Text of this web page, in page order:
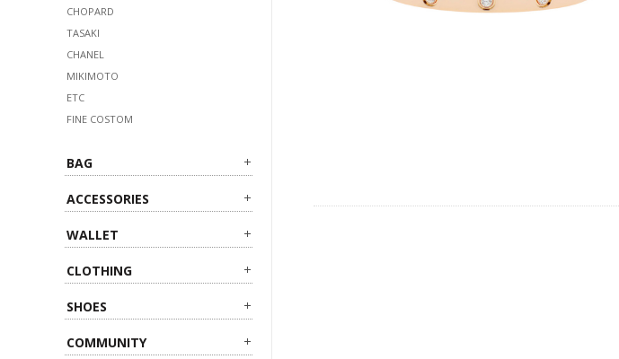
CHOPARD
TASAKI
CHANEL
MIKIMOTO
ETC
FINE COSTOM
BAG
ACCESSORIES
WALLET
CLOTHING
SHOES
COMMUNITY